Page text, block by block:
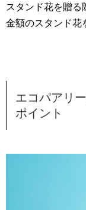
スタンド花を贈る
金額のスタンド花
エコパアリ
ポイント